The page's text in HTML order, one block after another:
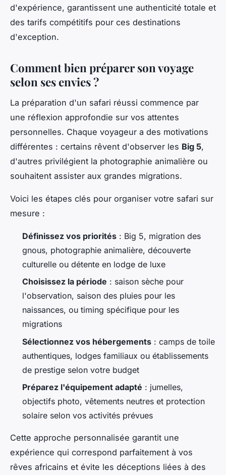
d'expérience, garantissent une authenticité totale et
des tarifs compétitifs pour ces destinations
d'exception.
Comment bien préparer son voyage
selon ses envies ?
La préparation d'un safari réussi commence par
une réflexion approfondie sur vos attentes
personnelles. Chaque voyageur a des motivations
différentes : certains rêvent d'observer les Big 5,
d'autres privilégient la photographie animalière ou
souhaitent assister aux grandes migrations.
Voici les étapes clés pour organiser votre safari sur
mesure :
Définissez vos priorités : Big 5, migration des
gnous, photographie animalière, découverte
culturelle ou détente en lodge de luxe
Choisissez la période : saison sèche pour
l'observation, saison des pluies pour les
naissances, ou timing spécifique pour les
migrations
Sélectionnez vos hébergements : camps de toile
authentiques, lodges familiaux ou établissements
de prestige selon votre budget
Préparez l'équipement adapté : jumelles,
objectifs photo, vêtements neutres et protection
solaire selon vos activités prévues
Cette approche personnalisée garantit une
expérience qui correspond parfaitement à vos
rêves africains et évite les déceptions liées à des